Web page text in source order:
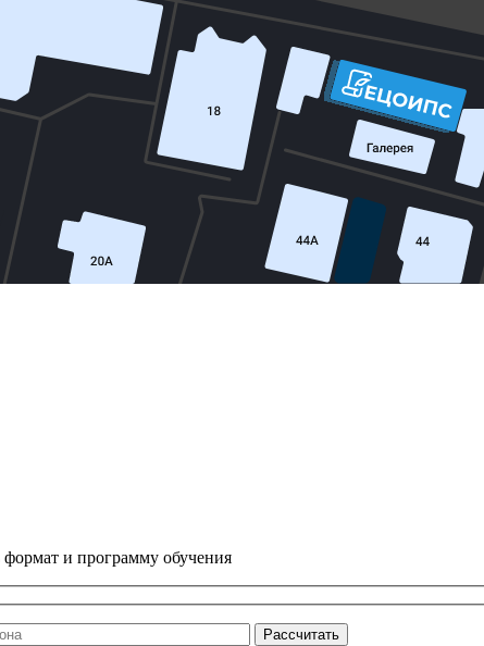
и программу обучения
Рассчитать